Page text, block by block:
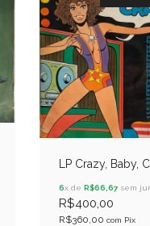
LP Crazy, Baby,
6x de R$66,67sem
R$400,00
R$360,00 com Pix